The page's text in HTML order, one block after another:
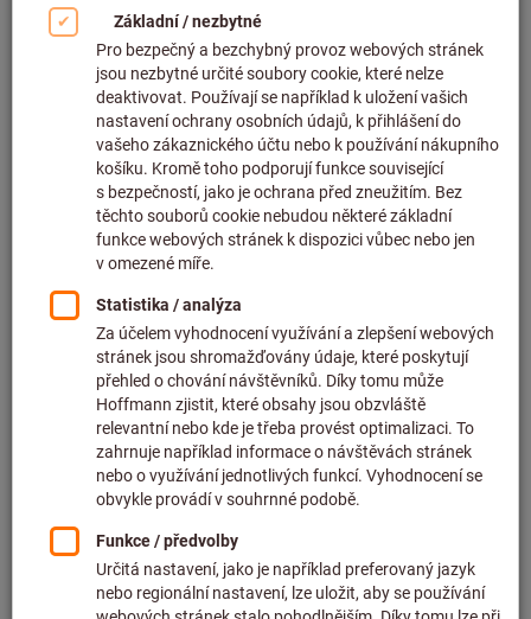
Kliknutím zvětšíte obrázek
Cena za 1 ks
bez DPH v platné výši plus náklady na dopravu